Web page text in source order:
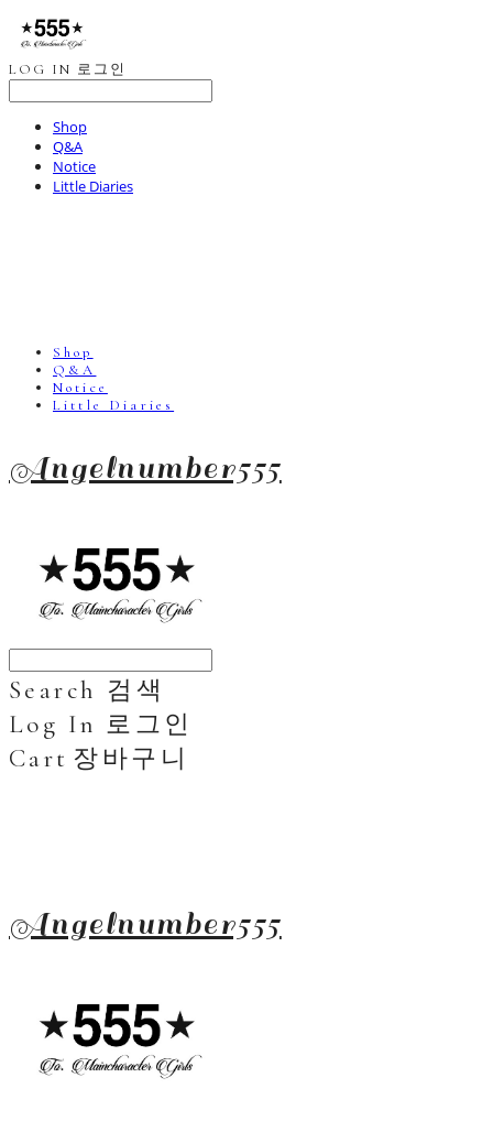
LOG IN 로그인
Shop
Q&A
Notice
Little Diaries
Shop
Q&A
Notice
Little Diaries
Angelnumber555
Search 검색
Log In 로그인
Cart 장바구니
Angelnumber555